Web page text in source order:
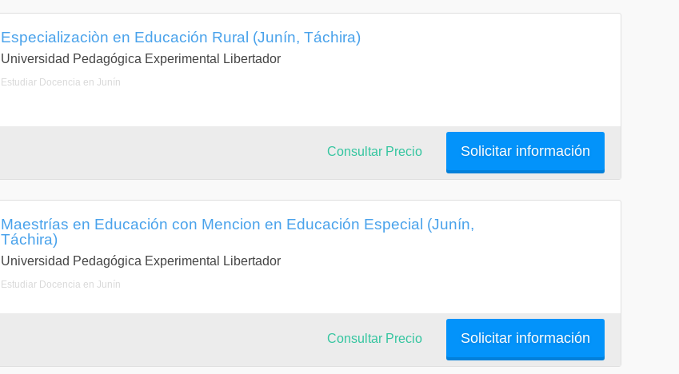
Especializaciòn en Educación Rural (Junín, Táchira)
Universidad Pedagógica Experimental Libertador
Estudiar Docencia en Junín
Solicitar información
Consultar Precio
Maestrías en Educación con Mencion en Educación Especial (Junín,
Táchira)
Universidad Pedagógica Experimental Libertador
Estudiar Docencia en Junín
Solicitar información
Consultar Precio